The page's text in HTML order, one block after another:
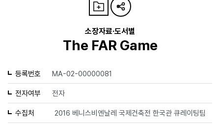
소장자료·도서별
The FAR Game
등록번호 MA-02-00000081
전자여부 전자
수집처 2016 베니스비엔날레 국제건축전 한국관 큐레이팅팀